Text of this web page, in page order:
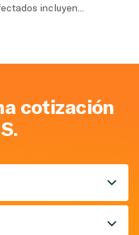
incluyen...
cotización